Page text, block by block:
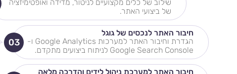
שילוב של כלים מקצועיים לניטור, מדידה ואופטימיזציה
של ביצועי האתר.
03
חיבור האתר לנכסים של גוגל
הגדרת וחיבור האתר למערכות Google Analytics ו-
Google Search Console לניתוח ביצועים מתקדם.
חיבור האתר למערכת ניהול לידים והדרכה מלאה